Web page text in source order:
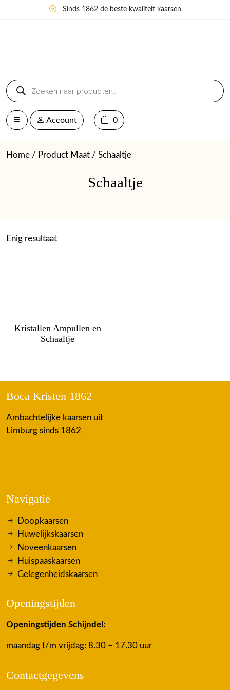
Sinds 1862 de beste kwaliteit kaarsen
Producten
zoeken
Account 0
Home / Product Maat / Schaaltje
Schaaltje
Enig resultaat
Kristallen Ampullen en
Schaaltje
Boca Kristen 1862
Ambachtelijke kaarsen uit
Limburg sinds 1862
Navigatie
Doopkaarsen
Huwelijkskaarsen
Noveenkaarsen
Huispaaskaarsen
Gelegenheidskaarsen
Openingstijden
Openingstijden Schijndel:
maandag t/m vrijdag: 8.30 – 17.30 uur
Contactgegevens